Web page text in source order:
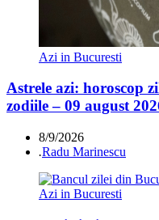
Azi in Bucuresti
Astrele azi: horoscop
zodiile – 09 august
8/9/2026
.Radu Marinescu
Azi in Bucuresti